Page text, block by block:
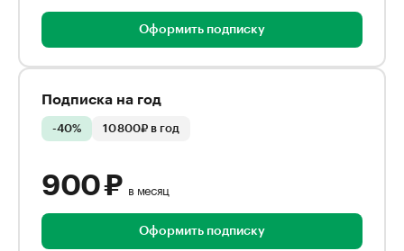
Оформить подписку
Подписка на год
-40% 10 800₽ в год
900 ₽ в месяц
Оформить подписку